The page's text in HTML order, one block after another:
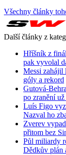
Všechny články
Další články z
Hříšník z
pak vyvolal
Messi zahájil
góly a rekord
Gutová-
po zranění
Luís Figo
Nazval ho
Zverev
přitom bez
Půl miliardy
Dědkův plán